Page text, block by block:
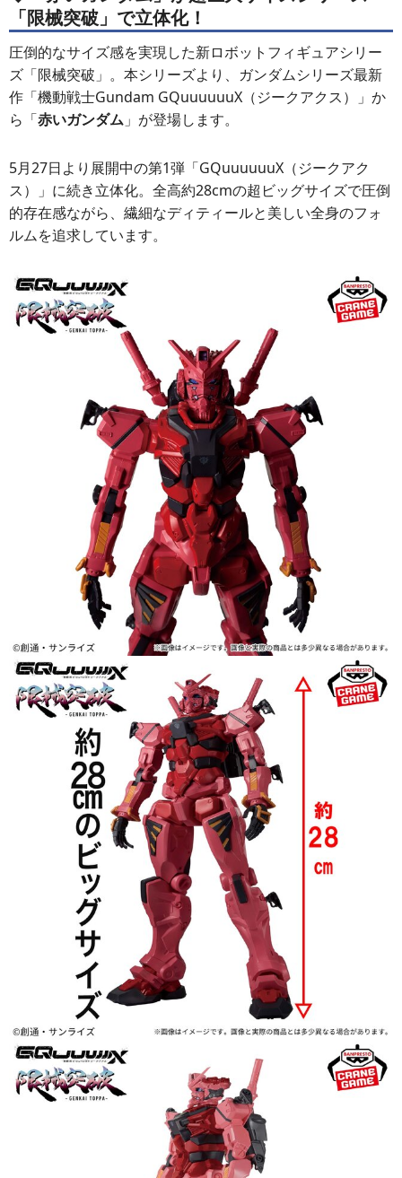
「限械突破」で立体化！
圧倒的なサイズ感を実現した新ロボットフィギュアシリー
ズ「限械突破」。本シリーズより、ガンダムシリーズ最新
作「機動戦士Gundam GQuuuuuuX（ジークアクス）」か
ら「赤いガンダム 」が登場します。
5月27日より展開中の第1弾「GQuuuuuuX（ジークアク
ス）」に続き立体化。全高約28cmの超ビッグサイズで圧倒
的存在感ながら、繊細なディティールと美しい全身のフォ
ルムを追求しています。